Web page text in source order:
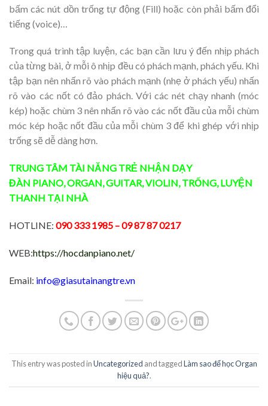
bấm các nút dồn trống tự động (Fill) hoặc còn phải bấm đổi
tiếng (voice)…
Trong quá trình tập luyện, các bạn cần lưu ý đến nhịp phách
của từng bài, ở mỗi ô nhịp đều có phách mạnh, phách yếu. Khi
tập bạn nên nhấn rõ vào phách mạnh (nhẹ ở phách yếu) nhấn
rõ vào các nốt có đảo phách. Với các nét chạy nhanh (móc
kép) hoặc chùm 3 nên nhấn rõ vào các nốt đầu của mỗi chùm
móc kép hoặc nốt đầu của mỗi chùm 3 để khi ghép với nhịp
trống sẽ dễ dàng hơn.
TRUNG TÂM TÀI NĂNG TRẺ NHẬN DẠY
ĐÀN PIANO,ORGAN,GUITAR,VIOLIN,TRỐNG,LUYỆN
THANH TẠI NHÀ
HOTLINE: 090 333 1985 – 09 87 87 0217
WEB:https://hocdanpiano.net/
Email: info@giasutainangtre.vn
This entry was posted inUncategorized and taggedLàm sao để học Organ
hiệu quả?.